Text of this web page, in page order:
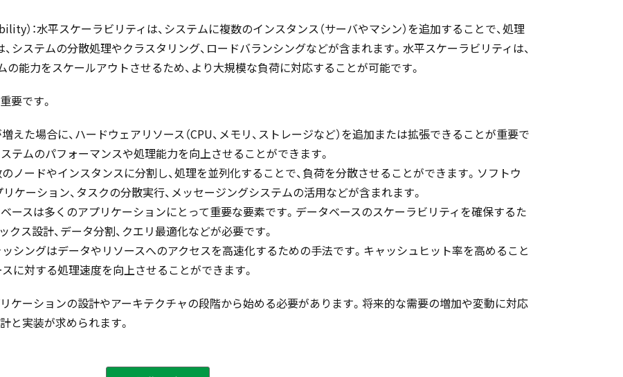
）：水平スケーラビリティは、システムに複数のインスタンス（サーバやマシン）を追加することで、処理
システムの分散処理やクラスタリング、ロードバランシングなどが含まれます。水平スケーラビリティは、
能力をスケールアウトさせるため、より大規模な負荷に対応することが可能です。
要です。
えた場合に、ハードウェアリソース（CPU、メモリ、ストレージなど）を追加または拡張できることが重要で
テムのパフォーマンスや処理能力を向上させることができます。
ノードやインスタンスに分割し、処理を並列化することで、負荷を分散させることができます。ソフトウ
ケーション、タスクの分散実行、メッセージングシステムの活用などが含まれます。
ースは多くのアプリケーションにとって重要な要素です。データベースのスケーラビリティを確保するた
クス設計、データ分割、クエリ最適化などが必要です。
シングはデータやリソースへのアクセスを高速化するための手法です。キャッシュヒット率を高めること
に対する処理速度を向上させることができます。
ケーションの設計やアーキテクチャの段階から始める必要があります。将来的な需要の増加や変動に対応
と実装が求められます。